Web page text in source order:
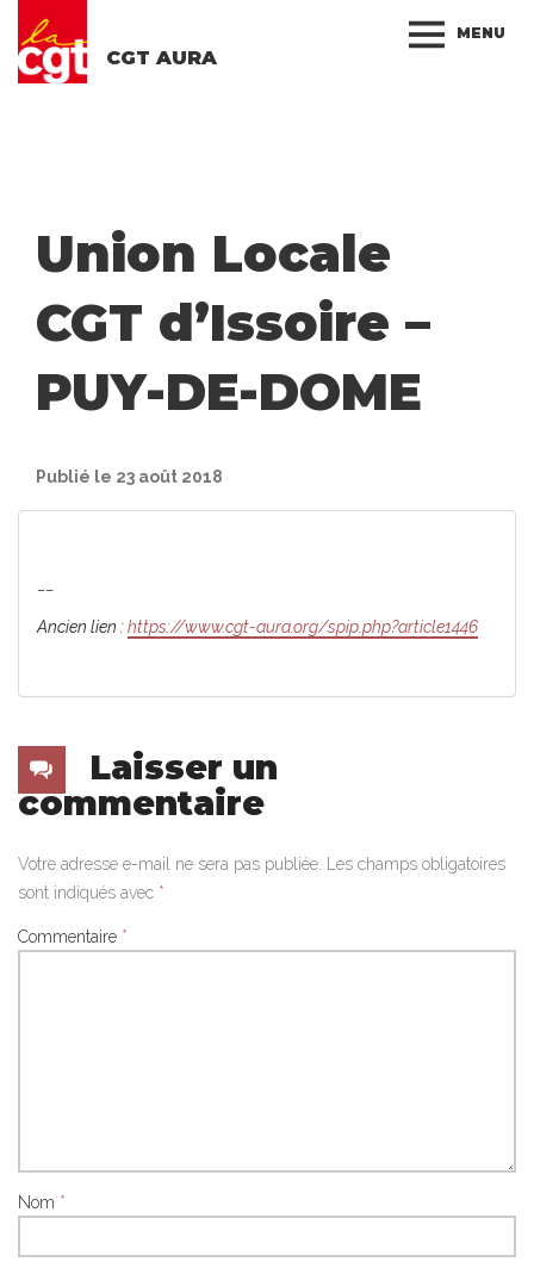
CGT AURA
MENU
Union Locale
CGT d’Issoire –
PUY-DE-DOME
Publié le 23 août 2018
Ancien lien :https://www.cgt-aura.org/spip.php?article1446
Laisser un
commentaire
Votre adresse e-mail ne sera pas publiée.
Les champs obligatoires
sont indiqués avec *
Commentaire *
Nom *